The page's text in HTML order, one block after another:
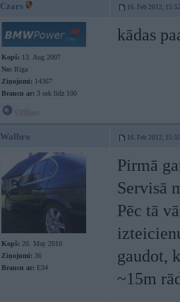
Czars 16. Feb 2012,
Kopš: 13. Aug 2007
No: Rīga
Ziņojumi: 14367
Braucu ar: 3 sek līdz 100
kādas
Walbro 16. Feb 2012,
Kopš: 20. May 2010
Ziņojumi: 36
Braucu ar: E34
Pirmā
Servisā
Pēc tā
gaudot,
~15m